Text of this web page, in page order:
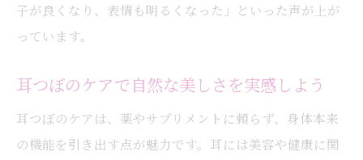
子が良くなり、表情も明るくなった」といった声が上が
っています。
耳つぼのケアで自然な美しさを実感しよう
耳つぼのケアは、薬やサプリメントに頼らず、身体本来
の機能を引き出す点が魅力です。耳には美容や健康に関